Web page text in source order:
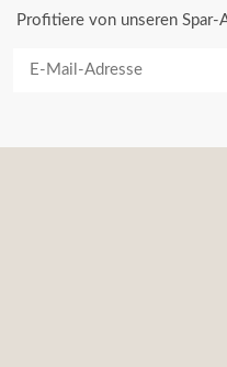
Profitiere von unseren Spar-